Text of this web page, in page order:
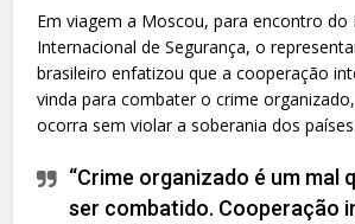
Em viagem a Moscou, para encontro do
Internacional de Segurança, o
brasileiro enfatizou que a cooperação
vinda para combater o crime
ocorra sem violar a soberania dos países.
“Crime organizado é um mal
ser combatido. Cooperação